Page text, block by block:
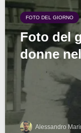
FOTO DEL GIORNO
Foto del
donne
Alessandro